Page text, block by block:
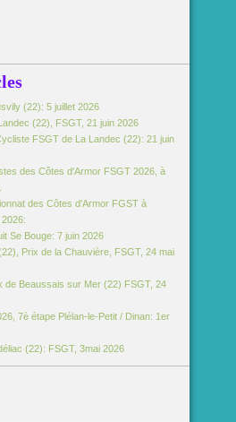
(22): 5 juillet 2026
(22), FSGT, 21 juin 2026
FSGT de La Landec (22): 21 juin
des Côtes d'Armor FSGT 2026, à
des Côtes d'Armor FGST à
Se Bouge: 7 juin 2026
Prix de la Chauvière, FSGT, 24 mai
de Beaussais sur Mer (22) FSGT, 24
7è étape Plélan-le-Petit / Dinan: 1er
(22): FSGT, 3mai 2026